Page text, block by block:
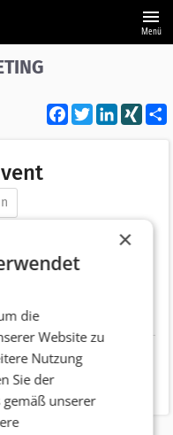
menu
Menü
Facebook
Twitter XING
×
die
Website zu
Nutzung
Sie der
unserer